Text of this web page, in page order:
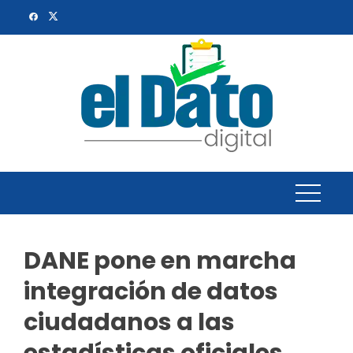
DANE pone en marcha
integración de datos
ciudadanos a las